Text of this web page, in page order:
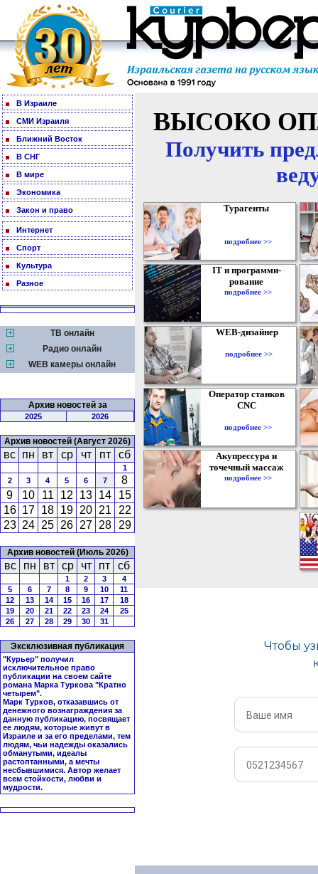
В Израиле
СМИ Израиля
Ближний Восток
В СНГ
В мире
Экономика
Закон и право
Интернет
Спорт
Культура
Разное
ТВ онлайн
Радио онлайн
WEB камеры онлайн
Архив новостей за
2025 2026
Архив новостей (Август 2026)
вс пн вт ср чт пт сб
1
2
3 4 5 6 7
8
9
10 11 12 13 14
15
16 17 18 19 20 21
22
23 24 25 26 27 28 29
Архив новостей (Июль 2026)
вс пн вт ср чт пт сб
1 2 3
4
5
6 7 8 9 10
11
12
13 14 15 16 17
18
19
20 21 22 23 24
25
26
27 28 29 30 31
Эксклюзивная публикация
"Курьер" получил
исключительное право
публикации на своем сайте
романа Марка Туркова "Кратно
четырем".
Марк Турков, отказавшись от
денежного вознаграждения за
данную публикацию, посвящает
ее людям, которые живут в
Израиле и за его пределами, тем
людям, чьи надежды оказались
обманутыми, идеалы
растоптанными, а мечты
несбывшимися. Автор желает
всем стойкости, любви и
мудрости.
ВЫСОКО
Получить
Турагенты
подробнее >>
IT и программи-
рование
подробнее >>
WEB-дизайнер
подробнее >>
Оператор станков
CNC
подробнее >>
Акупрессура и
точечный массаж
подробнее >>